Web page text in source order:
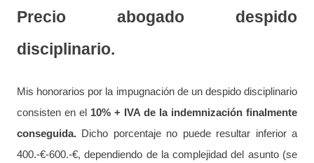
Precio abogado despido
disciplinario.
Mis honorarios por la impugnación de un despido disciplinario
consisten en el 10% + IVA de la indemnización finalmente
conseguida. Dicho porcentaje no puede resultar inferior a
400.-€-600.-€, dependiendo de la complejidad del asunto (se